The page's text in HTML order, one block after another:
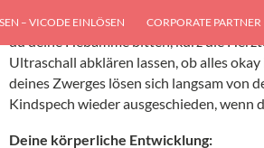
– VICODE EINLÖSEN CORPORATE PARTNER
in 24 Stunden kleinste Bewegungen
du deine Hebamme bitten, kurz die
Ultraschall abklären lassen, ob alles
deines Zwerges lösen sich langsam von
Kindspech wieder ausgeschieden, wenn
Deine körperliche Entwicklung: